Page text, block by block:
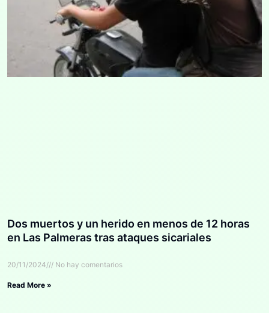
Dos muertos y un herido en menos de 12 horas
en Las Palmeras tras ataques sicariales
20/11/2024 No hay comentarios
Read More »